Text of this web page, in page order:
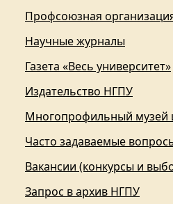
Профсоюзная
Научные журналы
Газета «Весь университет»
Издательство НГПУ
Многопрофильный музей
Часто задаваемые
Вакансии (конкурсы и
Запрос в архив НГПУ